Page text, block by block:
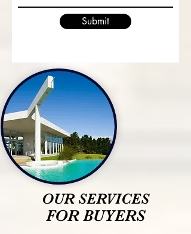
Submit
OUR SERVICES
FOR BUYERS